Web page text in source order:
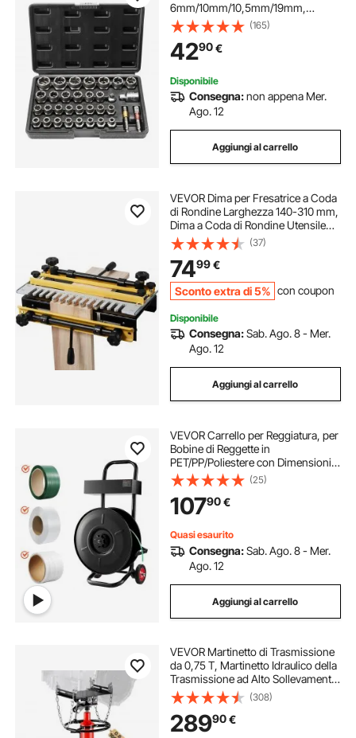
6mm/10mm/10,5mm/19mm,
Strumenti per la Rimozione di Viti
Danneggiate in Acciaio CR-MO con
Valigetta per la Rimozione di Bulloni
Danneggiati da Officina
(165)
4290€
Disponibile
Consegna:non appena Mer.
Ago. 12
Aggiungi al carrello
VEVOR Dima per Fresatrice a Coda
di Rondine Larghezza 140-310 mm,
Dima a Coda di Rondine Utensile
per Lavorazione del Legno
Spessore 40 mm con Fresa da 12,7
mm, Progetto di Piccoli Mobili
(37)
7499€
Sconto extra di 5% con coupon
Disponibile
Consegna:Sab. Ago. 8 - Mer.
Ago. 12
Aggiungi al carrello
VEVOR Carrello per Reggiatura, per
Bobine di Reggette in
PET/PP/Poliestere con Dimensioni
del Nucleo di 20,3 cm, Distributore
di Reggette Dotato di Sistema
Frenante Aggiornato, Vassoio
Integrato
(25)
10790€
Quasi esaurito
Consegna:Sab. Ago. 8 - Mer.
Ago. 12
Aggiungi al carrello
VEVOR Martinetto di Trasmissione
da 0,75 T, Martinetto Idraulico della
Trasmissione ad Alto Sollevamento,
Jack a Trasmissione Verticale con 4
Rotelle Girevoli per Autoveicoli o
Autocarri Leggeri
(308)
28990€